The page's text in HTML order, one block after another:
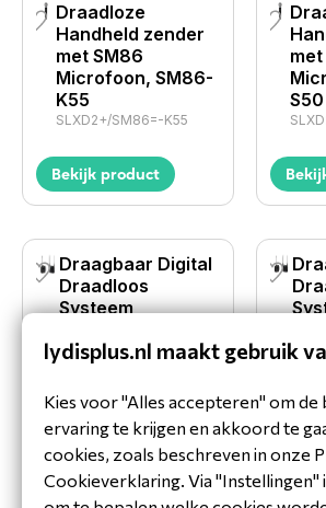
Draadloze
Handheld zender
met SM86
Microfoon, SM86-
K55
SLXD2+/SM86=-K55
Bekijk product
S50
Draagbaar Digital
Draadloos
Systeem
SLXD15+-S50
Bekijk product
Draagbaar Digital
lydisplus.nl maakt gebruik
Kies voor "Alles accepteren" om
ervaring te krijgen en akkoord te
cookies, zoals beschreven in onze
Cookieverklaring. Via "Instellingen"